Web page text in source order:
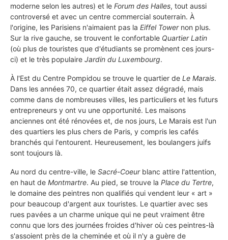
moderne selon les autres) et le Forum des Halles, tout aussi
controversé et avec un centre commercial souterrain. À
l'origine, les Parisiens n'aimaient pas la Eiffel Towernon plus.
Sur la rive gauche, se trouvent le confortable Quartier Latin
(où plus de touristes que d'étudiants se promènent ces jours-
ci) et le très populaire Jardin du Luxembourg.
À l'Est du Centre Pompidou se trouve le quartier de Le Marais.
Dans les années 70, ce quartier était assez dégradé, mais
comme dans de nombreuses villes, les particuliers et les futurs
entrepreneurs y ont vu une opportunité. Les maisons
anciennes ont été rénovées et, de nos jours, Le Marais est l'un
des quartiers les plus chers de Paris, y compris les cafés
branchés qui l'entourent. Heureusement, les boulangers juifs
sont toujours là.
Au nord du centre-ville, le Sacré-Coeurblanc attire l'attention,
en haut de Montmartre. Au pied, se trouve la Place du Tertre,
le domaine des peintres non qualifiés qui vendent leur « art »
pour beaucoup d'argent aux touristes. Le quartier avec ses
rues pavées a un charme unique qui ne peut vraiment être
connu que lors des journées froides d'hiver où ces peintres-là
s'assoient près de la cheminée et où il n'y a guère de